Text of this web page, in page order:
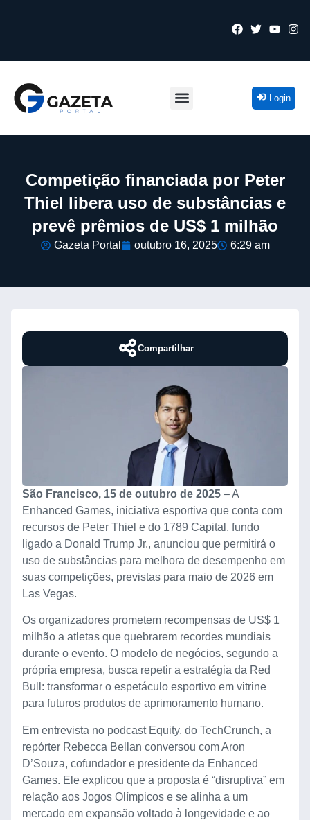
Login
Competição financiada por Peter
Thiel libera uso de substâncias e
prevê prêmios de US$ 1 milhão
Gazeta Portal outubro 16, 2025 6:29 am
Compartilhar
São Francisco, 15 de outubro de 2025 – A
Enhanced Games, iniciativa esportiva que conta com
recursos de Peter Thiel e do 1789 Capital, fundo
ligado a Donald Trump Jr., anunciou que permitirá o
uso de substâncias para melhora de desempenho em
suas competições, previstas para maio de 2026 em
Las Vegas.
Os organizadores prometem recompensas de US$ 1
milhão a atletas que quebrarem recordes mundiais
durante o evento. O modelo de negócios, segundo a
própria empresa, busca repetir a estratégia da Red
Bull: transformar o espetáculo esportivo em vitrine
para futuros produtos de aprimoramento humano.
Em entrevista no podcast Equity, do TechCrunch, a
repórter Rebecca Bellan conversou com Aron
D’Souza, cofundador e presidente da Enhanced
Games. Ele explicou que a proposta é “disruptiva” em
relação aos Jogos Olímpicos e se alinha a um
mercado em expansão voltado à longevidade e ao